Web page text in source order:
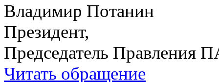
Владимир Потанин
Президент,
Председатель Правления
Читать обращение